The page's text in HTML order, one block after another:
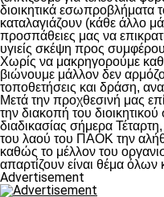
διοικητικά εσωπροβλήματα
καταλαγιάζουν (κάθε άλλο
προσπάθειες μας να
υγιείς σκέψη προς
Χωρίς να μακρηγορούμε
βιώνουμε μάλλον δεν
τοποθετήσεις και δράση,
Μετά την προχθεσινή μας
την διακοπή του
διαδικασίας σήμερα
του λαού του ΠΑΟΚ την
καθώς το μέλλον του
απαρτίζουν είναι θέμα
Advertisement